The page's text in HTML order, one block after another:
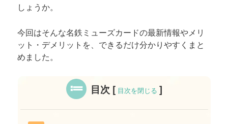
しょうか。
今回はそんな名鉄ミューズカードの最新情報やメリ
ット・デメリットを、できるだけ分かりやすくまと
めました。
目次 [ 目次を閉じる ]